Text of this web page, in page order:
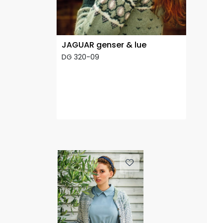
JAGUAR genser & lue
DG 320-09